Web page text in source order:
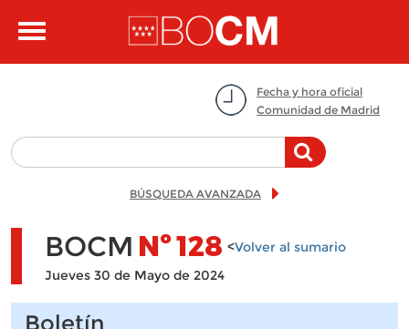
Toggle
Fecha y hora oficial
Comunidad de Madrid
BÚSQUEDA AVANZADA
BOCM Nº128 <Volver al sumario
Jueves 30 de Mayo de 2024
Boletín